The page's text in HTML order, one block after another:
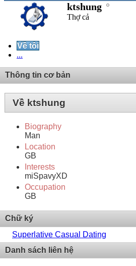
ktshung
Thợ cả
Về tôi
...
Thông tin cơ bản
Về ktshung
Biography
Man
Location
GB
Interests
miSpavyXD
Occupation
GB
Chữ ký
Superlative Сasual Dating
Danh sách liên hệ